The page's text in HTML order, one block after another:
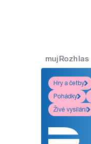
mujRozhlas
Hry a četby
Pohádky
Živé vysílání